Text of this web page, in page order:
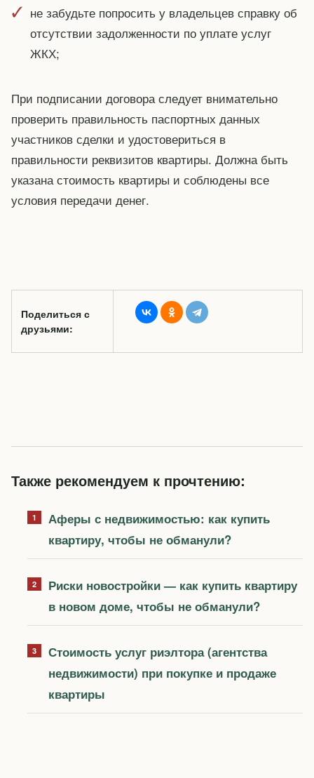
не забудьте попросить у владельцев справку об
отсутствии задолженности по уплате услуг
ЖКХ;
При подписании договора следует внимательно
проверить правильность паспортных данных
участников сделки и удостовериться в
правильности реквизитов квартиры. Должна быть
указана стоимость квартиры и соблюдены все
условия передачи денег.
Поделиться с
друзьями:
Также рекомендуем к прочтению:
Аферы с недвижимостью: как купить
квартиру, чтобы не обманули?
Риски новостройки — как купить квартиру
в новом доме, чтобы не обманули?
Стоимость услуг риэлтора (агентства
недвижимости) при покупке и продаже
квартиры